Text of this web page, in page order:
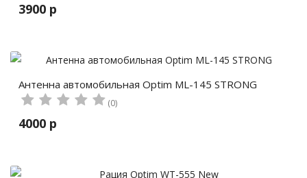
3900 р
Антенна автомобильная Optim ML-145 STRONG
(0)
4000 р